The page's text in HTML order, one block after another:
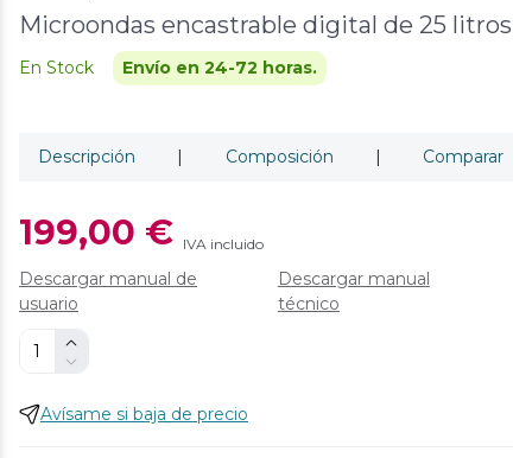
Microondas encastrable digital de 25 litros
En Stock Envío en 24-72 horas.
Descripción | Composición | Comparar
199,00 € IVA incluido
Descargar manual de
usuario
Descargar manual
técnico
Avísame si baja de precio